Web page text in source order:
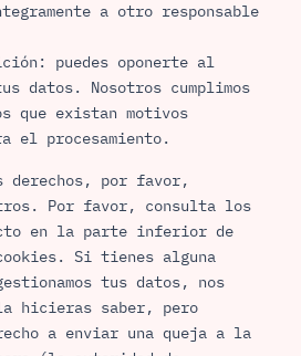
a otro responsable
puedes oponerte al
datos. Nosotros cumplimos
que existan motivos
el procesamiento.
derechos, por favor,
Por favor, consulta los
en la parte inferior de
Si tienes alguna
tus datos, nos
hicieras saber, pero
a enviar una queja a la